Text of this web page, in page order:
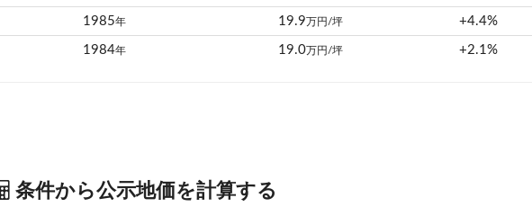
1985年 19.9万円/坪 +4.4%
1984年 19.0万円/坪 +2.1%
条件から公示地価を計算する